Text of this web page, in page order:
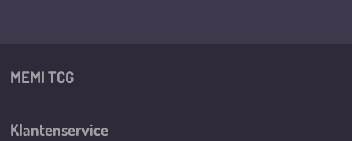
MEMI TCG
Klantenservice